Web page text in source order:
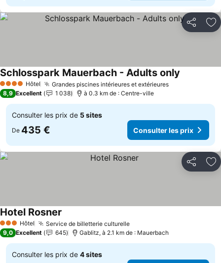
Partager
4 Étoiles Hôtel Grandes piscines intérieures et extérieures
Schlosspark Mauerbach - Adults only
8,9 Excellent 1 038 à 0.3 km de : Centre-ville
Consulter les prix de 5 sites
De 435 € Consulter les prix
Partager
3 ÉtoilesHôtel Service de billetterie culturelle
Hotel Rosner
9,0 Excellent 645 Gablitz, à 2.1 km de : Mauerbach
Consulter les prix de 4 sites